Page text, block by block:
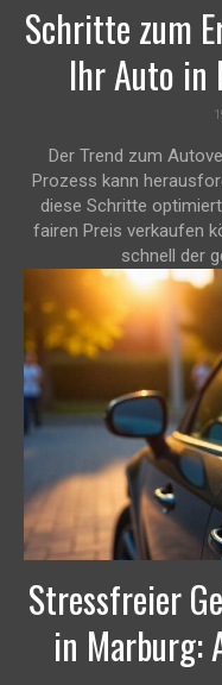
Schritte zum
Ihr Auto in
Der Trend zum
Prozess kann
diese Schritte
fairen Preis verkaufen
schnell der
Stressfreier
in Marburg: